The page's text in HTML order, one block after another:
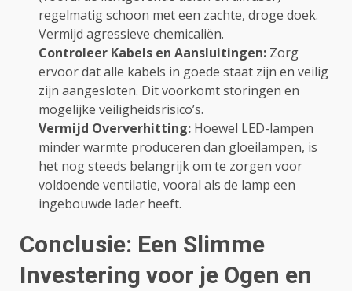
regelmatig schoon met een zachte, droge doek.
Vermijd agressieve chemicaliën.
Controleer Kabels en Aansluitingen: Zorg
ervoor dat alle kabels in goede staat zijn en veilig
zijn aangesloten. Dit voorkomt storingen en
mogelijke veiligheidsrisico’s.
Vermijd Oververhitting: Hoewel LED-lampen
minder warmte produceren dan gloeilampen, is
het nog steeds belangrijk om te zorgen voor
voldoende ventilatie, vooral als de lamp een
ingebouwde lader heeft.
Conclusie: Een Slimme
Investering voor je Ogen en